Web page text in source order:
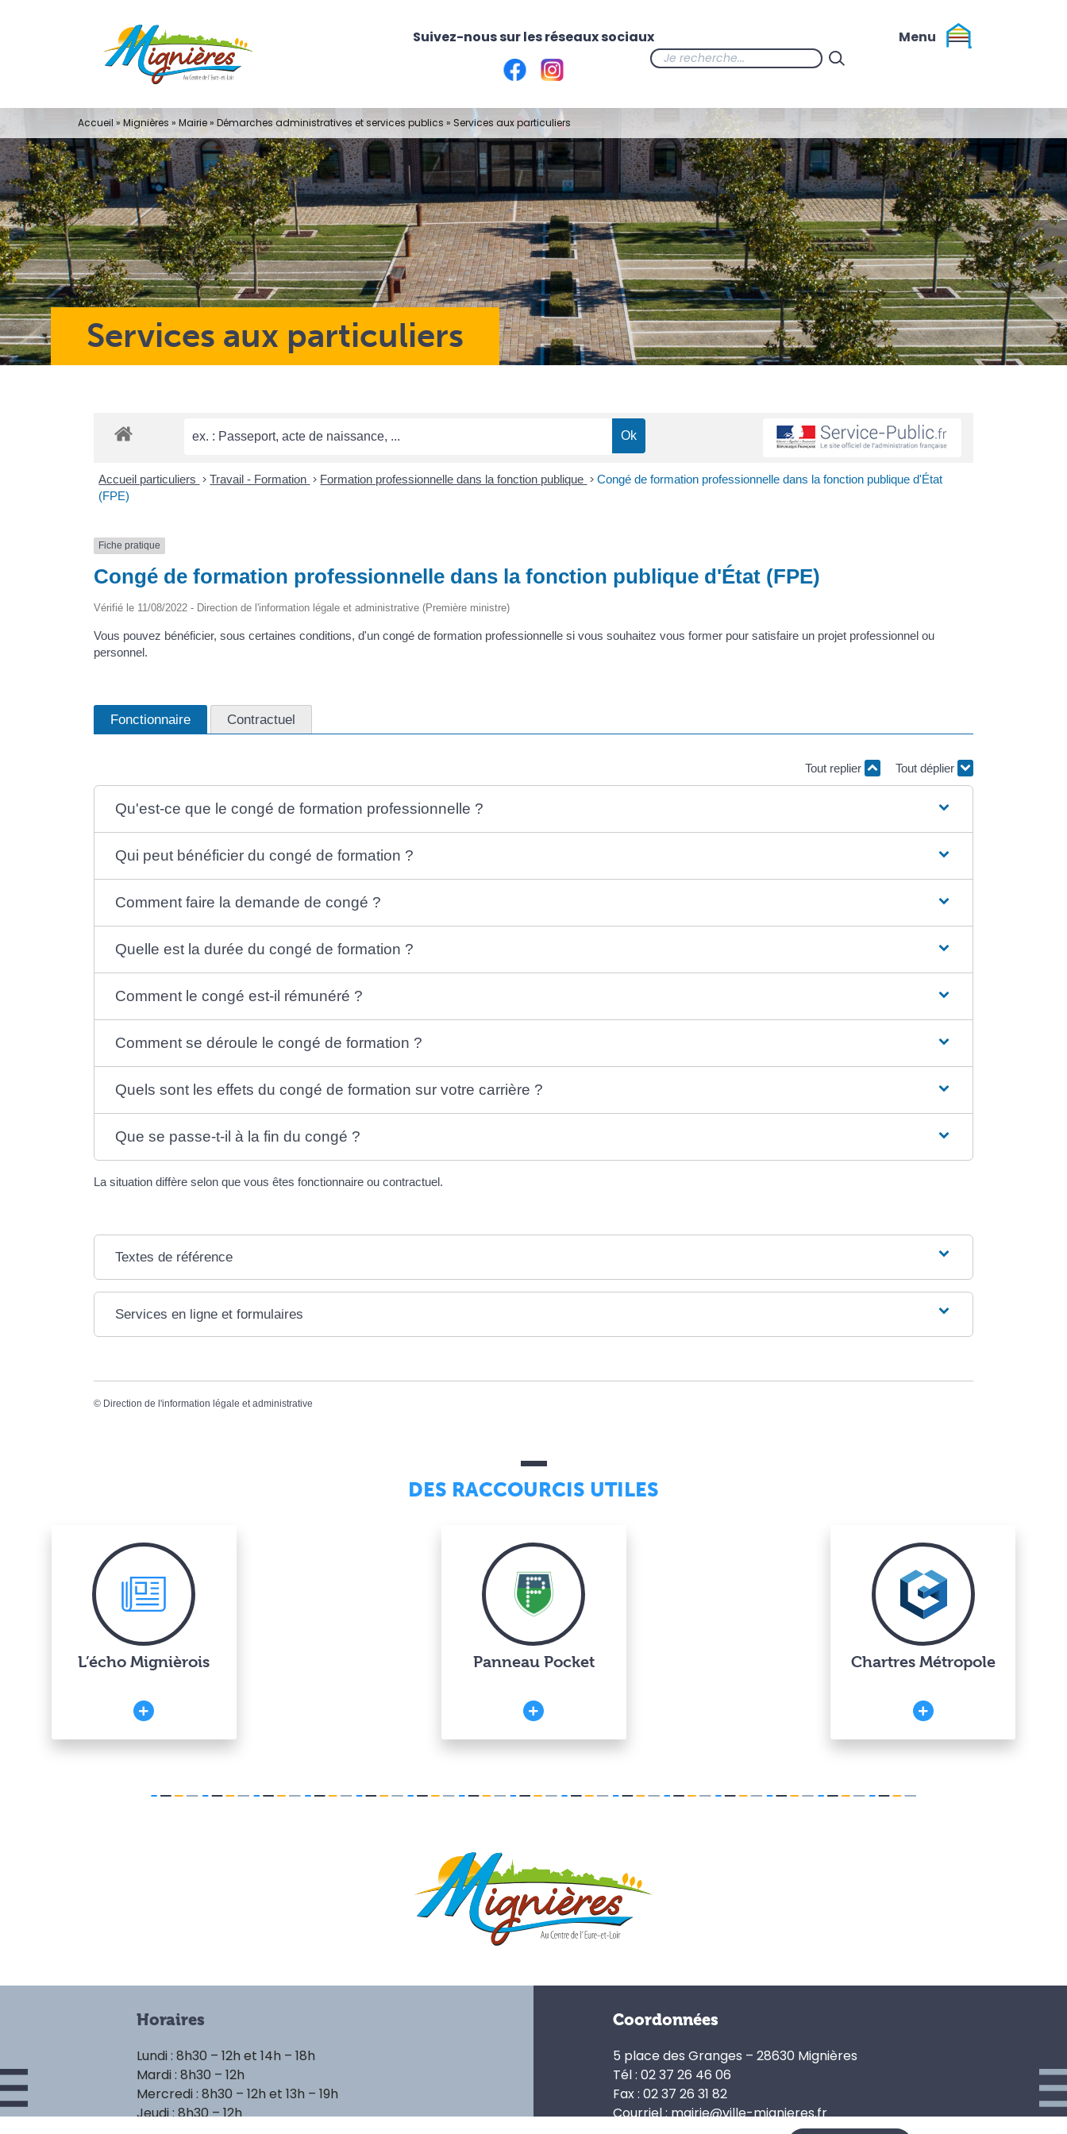
Services aux particuliers
Accueil » Mignières » Mairie» Démarches administratives et services publics » Services aux particuliers
Accueil particuliers > Travail - Formation > Formation professionnelle dans la fonction publique > Congé de formation professionnelle dans la fonction publique d'État
(FPE)
Fiche pratique
Congé de formation professionnelle dans la fonction publique d'État (FPE)
Vérifié le 11/08/2022 - Direction de l'information légale et administrative (Première ministre)
Vous pouvez bénéficier, sous certaines conditions, d'un congé de formation professionnelle si vous souhaitez vous former pour satisfaire un projet professionnel ou
personnel.
Fonctionnaire Contractuel
Tout replier Tout déplier
Qu'est-ce que le congé de formation professionnelle ?
Qui peut bénéficier du congé de formation ?
Comment faire la demande de congé ?
Quelle est la durée du congé de formation ?
Comment le congé est-il rémunéré ?
Comment se déroule le congé de formation ?
Quels sont les effets du congé de formation sur votre carrière ?
Que se passe-t-il à la fin du congé ?
La situation diffère selon que vous êtes fonctionnaire ou contractuel.
Textes de référence
Services en ligne et formulaires
© Direction de l'information légale et administrative
DES RACCOURCIS UTILES
L’écho Mignièrois Panneau Pocket Chartres Métropole
Horaires
Lundi : 8h30 – 12h et 14h – 18h
Mardi : 8h30 – 12h
Mercredi : 8h30 – 12h et 13h – 19h
Jeudi : 8h30 – 12h
Coordonnées
5 place des Granges – 28630 Mignières
Tél : 02 37 26 46 06
Fax : 02 37 26 31 82
Courriel : mairie@ville-mignieres.fr